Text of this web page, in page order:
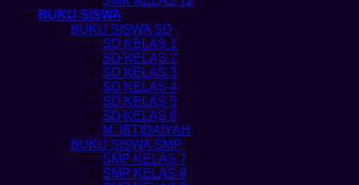
BUKU SISWA
BUKU SISWA SD
SD KELAS 1
SD KELAS 2
SD KELAS 3
SD KELAS 4
SD KELAS 5
SD KELAS 6
M. IBTIDAIYAH
BUKU SISWA SMP
SMP KELAS 7
SMP KELAS 8